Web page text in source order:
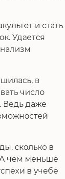
и стать
Удается
в
число
Ведь даже
сколько в
чем меньше
в учебе